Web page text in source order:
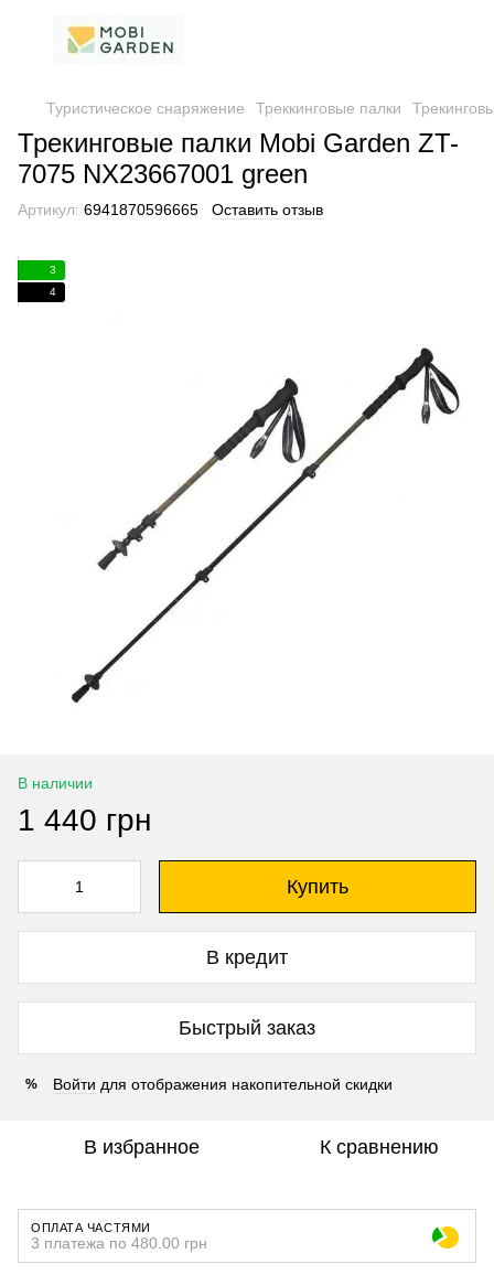
Туристическое снаряжение Треккинговые палки
Трекинговые палки Mobi Garden ZT-
7075 NX23667001 green
Артикул: 6941870596665 Оставить отзыв
3
4
В наличии
1 440 грн
Купить
В кредит
Быстрый заказ
% Войти для отображения накопительной скидки
В избранное К сравнению
ОПЛАТА ЧАСТЯМИ
3 платежа по 480.00 грн